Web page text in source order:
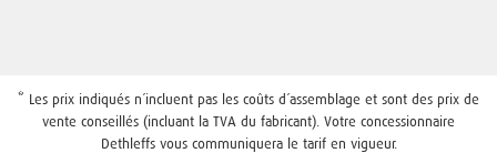
* Les prix indiqués n´incluent pas les coûts d´assemblage et sont des prix de
vente conseillés (incluant la TVA du fabricant). Votre concessionnaire
Dethleffs vous communiquera le tarif en vigueur.